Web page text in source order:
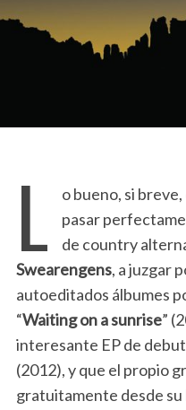
L
o bueno, si
pasar
de country
Swearengens, a juzgar
autoeditados álbumes
“Waiting on a sunrise”
interesante EP de
(2012), y que el propio
gratuitamente desde su